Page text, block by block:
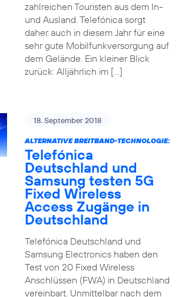
zahlreichen Touristen aus dem In-
und Ausland. Telefónica sorgt
daher auch in diesem Jahr für eine
sehr gute Mobilfunkversorgung auf
dem Gelände. Ein kleiner Blick
zurück: Alljährlich im […]
18. September 2018
ALTERNATIVE BREITBAND-TECHNOLOGIE:
Telefónica
Deutschland und
Samsung testen 5G
Fixed Wireless
Access Zugänge in
Deutschland
Telefónica Deutschland und
Samsung Electronics haben den
Test von 20 Fixed Wireless
Anschlüssen (FWA) in Deutschland
vereinbart. Unmittelbar nach dem